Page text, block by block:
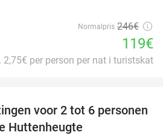
Normalpris 246€
119€
2,75€ per person per nat i turistskat
15%
voor 2 tot 6 personen
Huttenheugte